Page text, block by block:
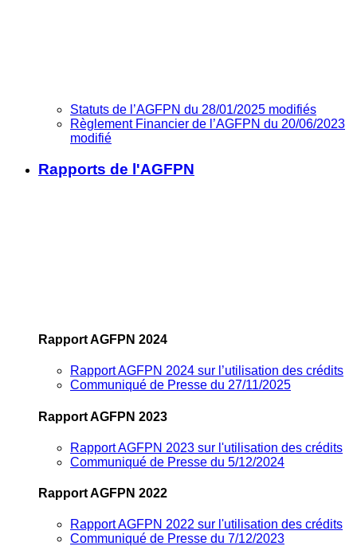
Statuts de l’AGFPN du 28/01/2025 modifiés
Règlement Financier de l’AGFPN du 20/06/2023
modifié
Rapports de l'AGFPN
Rapport AGFPN 2024
Rapport AGFPN 2024 sur l’utilisation des crédits
Communiqué de Presse du 27/11/2025
Rapport AGFPN 2023
Rapport AGFPN 2023 sur l'utilisation des crédits
Communiqué de Presse du 5/12/2024
Rapport AGFPN 2022
Rapport AGFPN 2022 sur l'utilisation des crédits
Communiqué de Presse du 7/12/2023